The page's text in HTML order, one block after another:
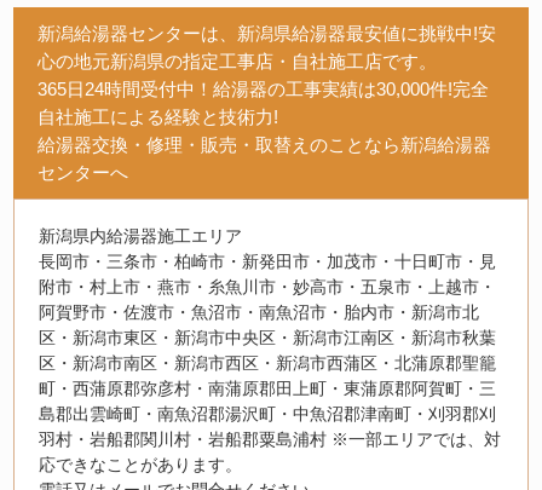
新潟給湯器センターは、新潟県給湯器最安値に挑戦中!安
心の地元新潟県の指定工事店・自社施工店です。
365日24時間受付中！給湯器の工事実績は30,000件!完全
自社施工による経験と技術力!
給湯器交換・修理・販売・取替えのことなら新潟給湯器
センターへ
新潟県内給湯器施工エリア
長岡市・三条市・柏崎市・新発田市・加茂市・十日町市・見
附市・村上市・燕市・糸魚川市・妙高市・五泉市・上越市・
阿賀野市・佐渡市・魚沼市・南魚沼市・胎内市・新潟市北
区・新潟市東区・新潟市中央区・新潟市江南区・新潟市秋葉
区・新潟市南区・新潟市西区・新潟市西蒲区・北蒲原郡聖籠
町・西蒲原郡弥彦村・南蒲原郡田上町・東蒲原郡阿賀町・三
島郡出雲崎町・南魚沼郡湯沢町・中魚沼郡津南町・刈羽郡刈
羽村・岩船郡関川村・岩船郡粟島浦村 ※一部エリアでは、対
応できなことがあります。